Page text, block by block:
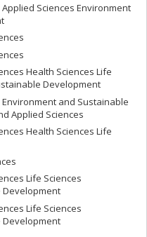
Sciences Environment
Health Sciences Life
Development
and Sustainable
Applied Sciences
Health Sciences Life
Life Sciences
Development
Life Sciences
Development